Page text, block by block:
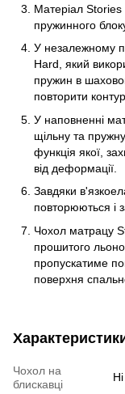
Матеріал
пружинного
У незалежному
Hard, який
пружин в
повторити
У наповненні
щільну та
функція якої,
від деформації.
Завдяки
повторюються і
Чохол матрацу
прошитого
пропускатиме
поверхня
Чохол на
блискавці
Ні